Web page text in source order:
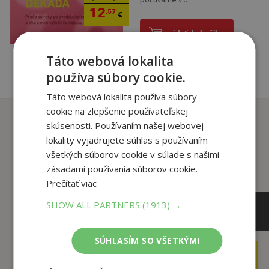
12,57 €
pridať do košíka
Zákazníci, ktorí si kúpili
tento titul si tiež kúpili
16,40
Táto webová lokalita
používa súbory cookie.
Táto webová lokalita používa súbory
cookie na zlepšenie používateľskej
skúsenosti. Používaním našej webovej
lokality vyjadrujete súhlas s používaním
všetkých súborov cookie v súlade s našimi
zásadami používania súborov cookie.
Prečítať viac
SHOW ALL PARTNERS(1913) →
SÚHLASÍM SO VŠETKÝMI